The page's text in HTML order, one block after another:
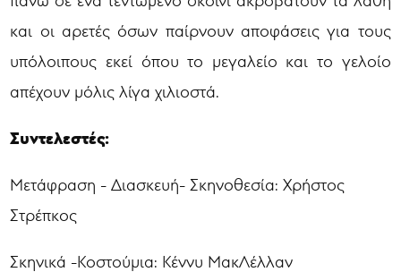
και οι αρετές όσων παίρνουν αποφάσεις για τους
υπόλοιπους εκεί όπου το μεγαλείο και το γελοίο
απέχουν μόλις λίγα χιλιοστά.
Συντελεστές:
Μετάφραση - Διασκευή- Σκηνοθεσία: Χρήστος
Στρέπκος
Σκηνικά -Κοστούμια: Κέννυ ΜακΛέλλαν